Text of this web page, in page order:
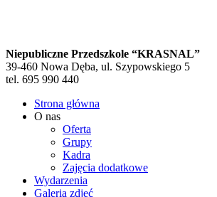
Niepubliczne Przedszkole “KRASNAL”
39-460 Nowa Dęba, ul. Szypowskiego 5
tel. 695 990 440
Strona główna
O nas
Oferta
Grupy
Kadra
Zajęcia dodatkowe
Wydarzenia
Galeria zdjęć